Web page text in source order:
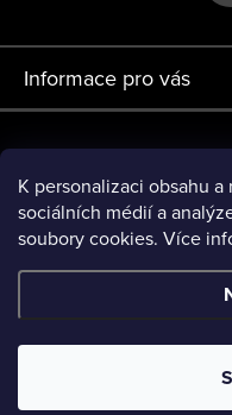
K personalizaci obsahu
sociálních médií a
soubory cookies. Více
Informace pro vás
Evropskou